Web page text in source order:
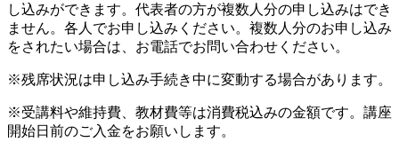
し込みができます。代表者の方が複数人分の申し込みはでき
ません。各人でお申し込みください。複数人分のお申し込み
をされたい場合は、お電話でお問い合わせください。
※残席状況は申し込み手続き中に変動する場合があります。
※受講料や維持費、教材費等は消費税込みの金額です。講座
開始日前のご入金をお願いします。